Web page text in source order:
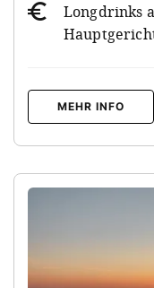
Longdrinks
MEHR INFO